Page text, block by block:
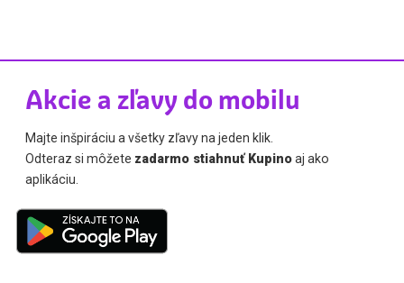
Akcie a zľavy do mobilu
Majte inšpiráciu a všetky zľavy na jeden klik.
Odteraz si môžete zadarmo stiahnuť Kupinoaj ako
aplikáciu.